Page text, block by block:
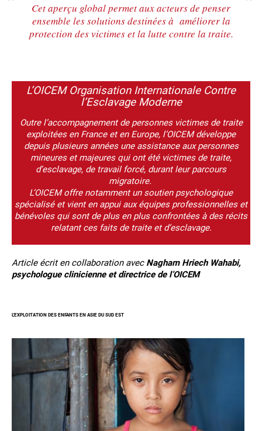
Cet aperçu global permet aux acteurs de penser
ensemble les solutions destinées à améliorer la
protection des victimes et la lutte contre la traite.
L’OICEM Organisation Internationale Contre
l’Esclavage Moderne
Outre l’accompagnement de personnes victimes de traite
exploitées en France et en Europe, l’OICEM développe
depuis plusieurs années une assistance aux personnes
mineures et majeures qui ont été victimes de traite,
d’esclavage, de travail forcé, durant leur parcours
migratoire.
L’OICEM offre notamment un soutien psychologique
spécialisé et vient en appui aux équipes professionnelles et
bénévoles qui sont de plus en plus confrontées à des récits
relatant ces faits de traite et d’esclavage.
Article écrit en collaboration avec Nagham Hriech Wahabi,
psychologue clinicienne et directrice de l’OICEM
L'EXPLOITATION DES ENFANTS EN ASIE DU SUD EST